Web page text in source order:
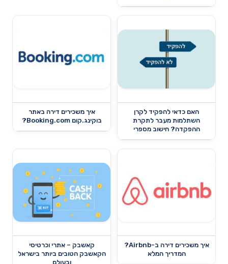
האם כדאי להפקיד לקרן
השתלמות מעבר לתקרת
ההפקדה? חישוב מספרי
איך משכירים דירה באתר
בוקינג.קום Booking.com?
איך משכירים דירה ב-Airbnb?
המדריך המלא
קאשבק – אתרי וכרטיסי
הקאשבק הטובים ביותר בישראל
ובעולם